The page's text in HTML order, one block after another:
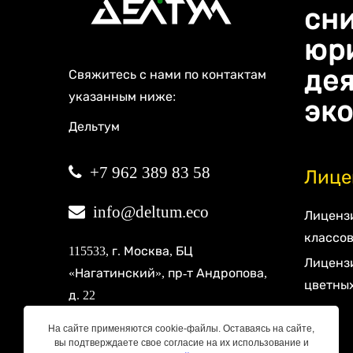
Свяжитесь с нами по контактам
указанным ниже:
Дельтум
+7 962 389 83 58
info@deltum.eco
115533, г. Москва, БЦ
«Нагатинский», пр-т Андропова,
д. 22
620014, г.Екатеринбург, БЦ
На сайте применяются cookie-файлы. Оставаясь на сайте,
вы подтверждаете свое согласие на их использование и